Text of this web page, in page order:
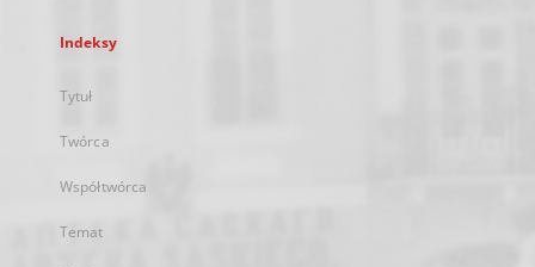
Indeksy
Tytuł
Twórca
Współtwórca
Temat